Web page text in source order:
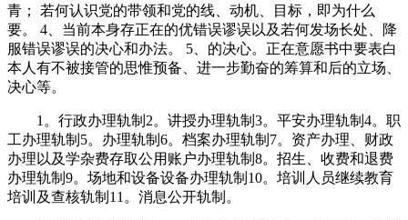
青； 若何认识党的带领和党的线、动机、目标，即为什么
要。 4、当前本身存正在的优错误谬误以及若何发场长处、降
服错误谬误的决心和办法。 5、的决心。正在意愿书中要表白
本人有不被接管的思惟预备、进一步勤奋的筹算和后的立场、
决心等。
1。行政办理轨制2。讲授办理轨制3。平安办理轨制4。职
工办理轨制5。办理轨制6。档案办理轨制7。资产办理、财政
办理以及学杂费存取公用账户办理轨制8。招生、收费和退费
办理轨制9。场地和设备设备办理轨制10。培训人员继续教育
培训及查核轨制11。消息公开轨制。